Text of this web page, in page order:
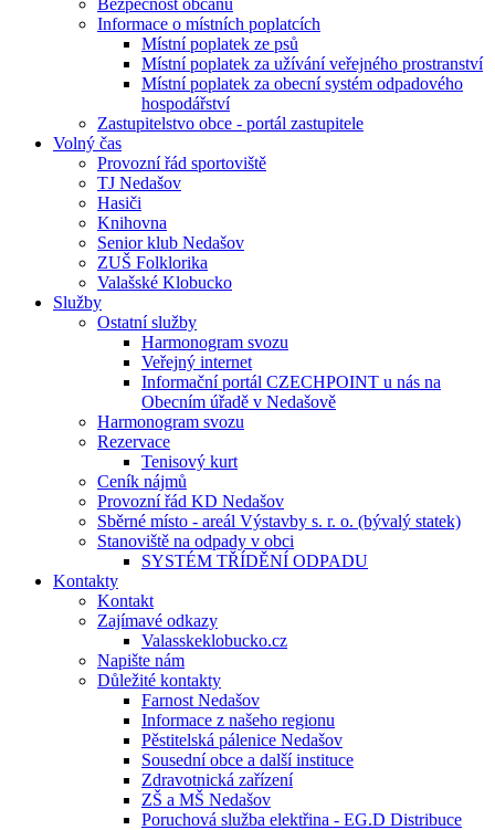
Bezpečnost občanů
Informace o místních poplatcích
Místní poplatek ze psů
Místní poplatek za užívání veřejného prostranství
Místní poplatek za obecní systém odpadového
hospodářství
Zastupitelstvo obce - portál zastupitele
Volný čas
Provozní řád sportoviště
TJ Nedašov
Hasiči
Knihovna
Senior klub Nedašov
ZUŠ Folklorika
Valašské Klobucko
Služby
Ostatní služby
Harmonogram svozu
Veřejný internet
Informační portál CZECHPOINT u nás na
Obecním úřadě v Nedašově
Harmonogram svozu
Rezervace
Tenisový kurt
Ceník nájmů
Provozní řád KD Nedašov
Sběrné místo - areál Výstavby s. r. o. (bývalý statek)
Stanoviště na odpady v obci
SYSTÉM TŘÍDĚNÍ ODPADU
Kontakty
Kontakt
Zajímavé odkazy
Valasskeklobucko.cz
Napište nám
Důležité kontakty
Farnost Nedašov
Informace z našeho regionu
Pěstitelská pálenice Nedašov
Sousední obce a další instituce
Zdravotnická zařízení
ZŠ a MŠ Nedašov
Poruchová služba elektřina - EG.D Distribuce